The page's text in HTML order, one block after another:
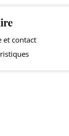
et contact